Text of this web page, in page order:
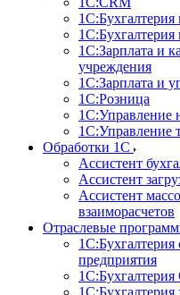
1С:Бухгалтерия
1С:Бухгалтерия
1С:Зарплата и
учреждения
1С:Зарплата и
1С:Розница
1С:Управление
1С:Управление
Обработки 1С
Ассистент
Ассистент
Ассистент
взаиморасчетов
Отраслевые
1С:Бухгалтерия
предприятия
1С:Бухгалтерия